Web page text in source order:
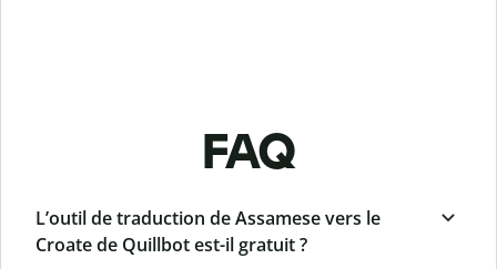
FAQ
L’outil de traduction de Assamese vers le
Croate de Quillbot est-il gratuit ?